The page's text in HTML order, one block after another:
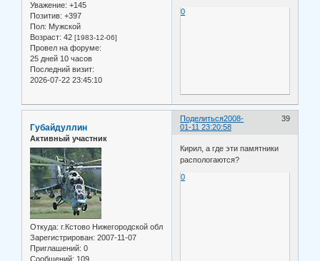
Уважение: +145
Позитив: +397
Пол: Мужской
Возраст: 42 [1983-12-06]
Провел на форуме:
25 дней 10 часов
Последний визит:
2026-07-22 23:45:10
0
Поделиться 39
2008-
01-11 23:20:58
Губайдуллин
Активный участник
Откуда: г.Кстово Нижегородской обл
Зарегистрирован: 2007-11-07
Приглашений: 0
Сообщений: 109
Кирил, а где эти памятники
распологаются?
0